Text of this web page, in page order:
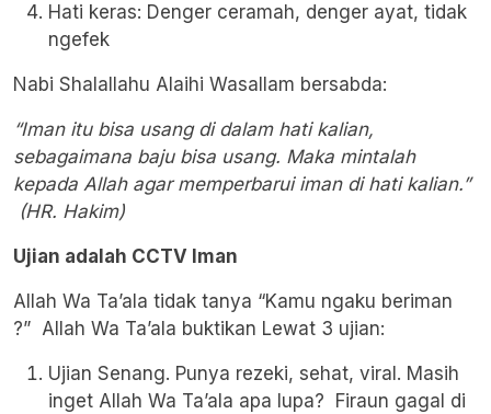
Hati keras: Denger ceramah, denger ayat, tidak
ngefek
Nabi Shalallahu Alaihi Wasallam bersabda:
“Iman itu bisa usang di dalam hati kalian,
sebagaimana baju bisa usang. Maka mintalah
kepada Allah agar memperbarui iman di hati kalian.”
(HR. Hakim)
Ujian adalah CCTV Iman
Allah Wa Ta’ala tidak tanya “Kamu ngaku beriman
?” Allah Wa Ta’ala buktikan Lewat 3 ujian:
Ujian Senang. Punya rezeki, sehat, viral. Masih
inget Allah Wa Ta’ala apa lupa? Firaun gagal di